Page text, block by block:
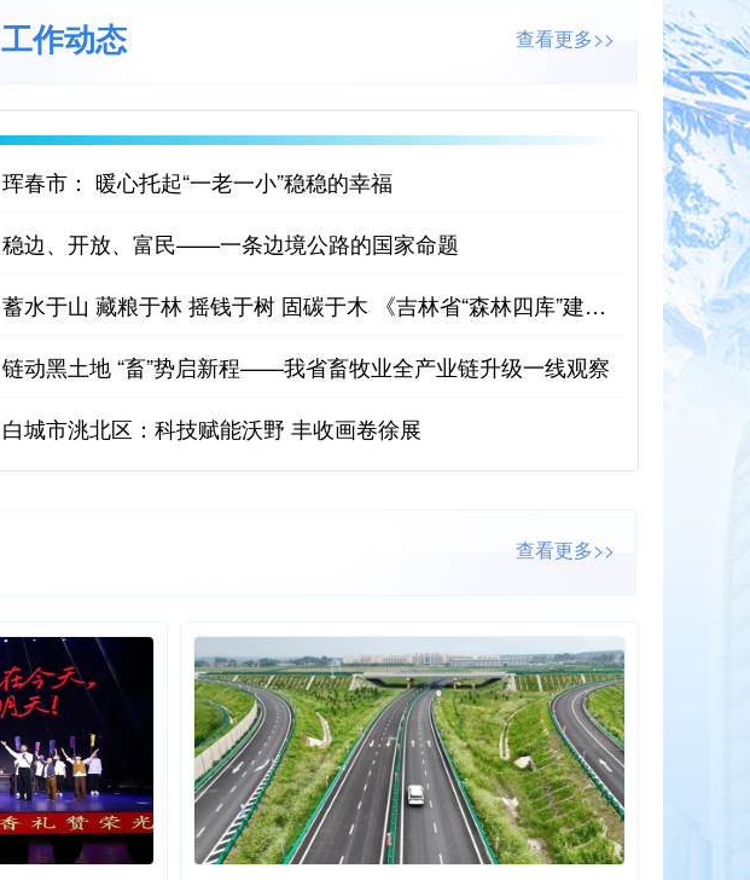
工作动态 查看更多>>
珲春市： 暖心托起“一老一小”稳稳的幸福
稳边、开放、富民——一条边境公路的国家命题
蓄水于山 藏粮于林 摇钱于树 固碳于木 《吉林省“森林四库”建设实施方案（2026—2030年）》锁定生态与产业双目标并部署七大工程
链动黑土地 “畜”势启新程——我省畜牧业全产业链升级一线观察
白城市洮北区：科技赋能沃野 丰收画卷徐展
查看更多>>